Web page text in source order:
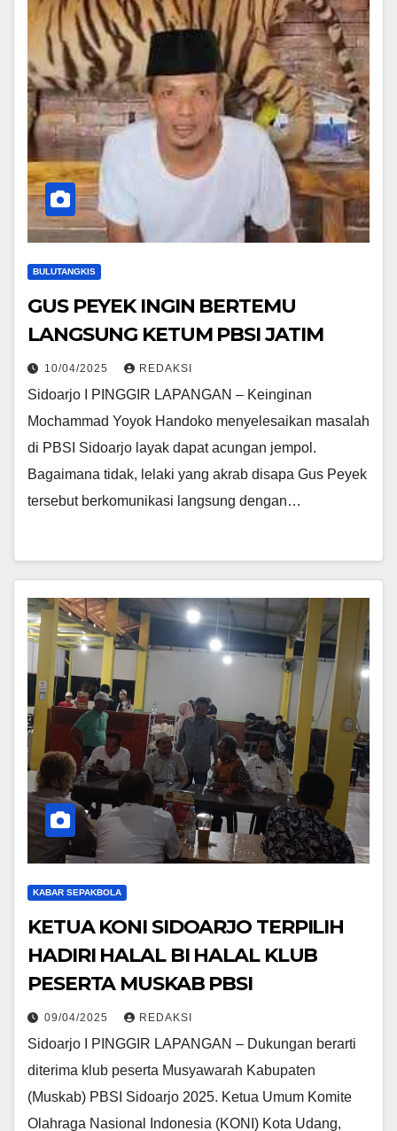
BULUTANGKIS
GUS PEYEK INGIN BERTEMU
LANGSUNG KETUM PBSI JATIM
10/04/2025 REDAKSI
Sidoarjo I PINGGIR LAPANGAN – Keinginan
Mochammad Yoyok Handoko menyelesaikan masalah
di PBSI Sidoarjo layak dapat acungan jempol.
Bagaimana tidak, lelaki yang akrab disapa Gus Peyek
tersebut berkomunikasi langsung dengan…
KABAR SEPAKBOLA
KETUA KONI SIDOARJO TERPILIH
HADIRI HALAL BI HALAL KLUB
PESERTA MUSKAB PBSI
09/04/2025 REDAKSI
Sidoarjo I PINGGIR LAPANGAN – Dukungan berarti
diterima klub peserta Musyawarah Kabupaten
(Muskab) PBSI Sidoarjo 2025. Ketua Umum Komite
Olahraga Nasional Indonesia (KONI) Kota Udang,